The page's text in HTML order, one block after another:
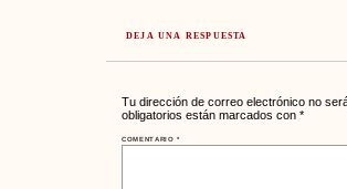
DEJA UNA RESPUESTA
Tu dirección de correo electrónico no
obligatorios están marcados con*
COMENTARIO*